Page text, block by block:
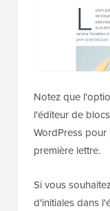
Notez que
l'éditeur de
WordPress pour
première lettre.
Si vous
d'initiales dans